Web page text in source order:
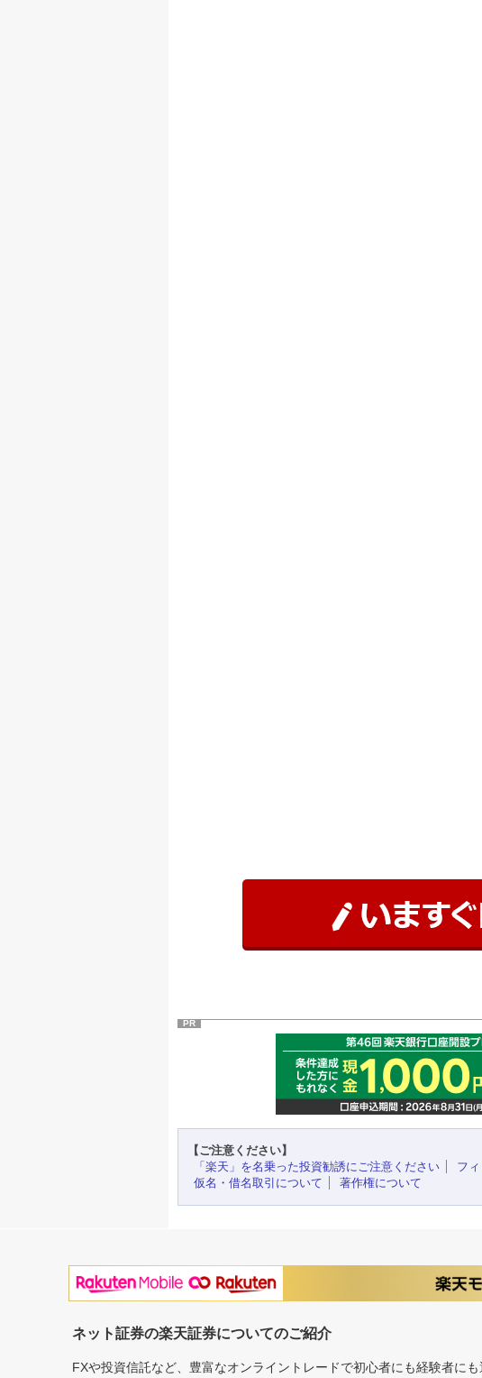
PR
【ご注意ください】
「楽天」を名乗った投資勧誘にご注意ください
フ
仮名・借名取引について
著作権について
ネット証券の楽天証券についてのご紹介
FXや投資信託など、豊富なオンライントレードで初心者にも経験者に